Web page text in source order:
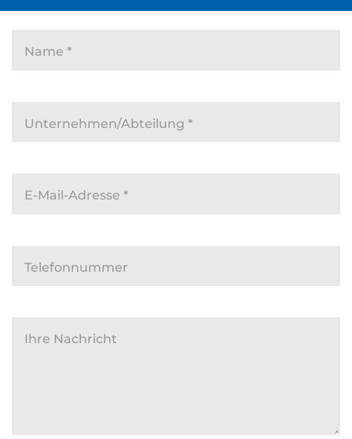
Name *
Unternehmen/Abteilung *
E-Mail-Adresse *
Telefonnummer
Ihre Nachricht